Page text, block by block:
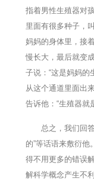
指着男性生殖器对
里面有很多种子，
妈妈的身体里，接
慢长大，最后就变
子说：“这是妈妈的
从这个通道里面出
告诉他：“生殖器就
总之，我们回
的”等话语来敷衍
得不用更多的错误
解科学概念产生不利